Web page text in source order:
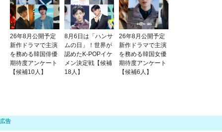
26年8月公開予定
新作ドラマで主演
を務める韓国俳優
期待度アンケート
【候補10人】
8月6日は「ハンサ
ムの日」！世界が
認めたK-POPイケ
メン決定戦【候補
18人】
26年8月公開予定
新作ドラマで主演
を務める韓国女優
期待度アンケート
【候補6人】